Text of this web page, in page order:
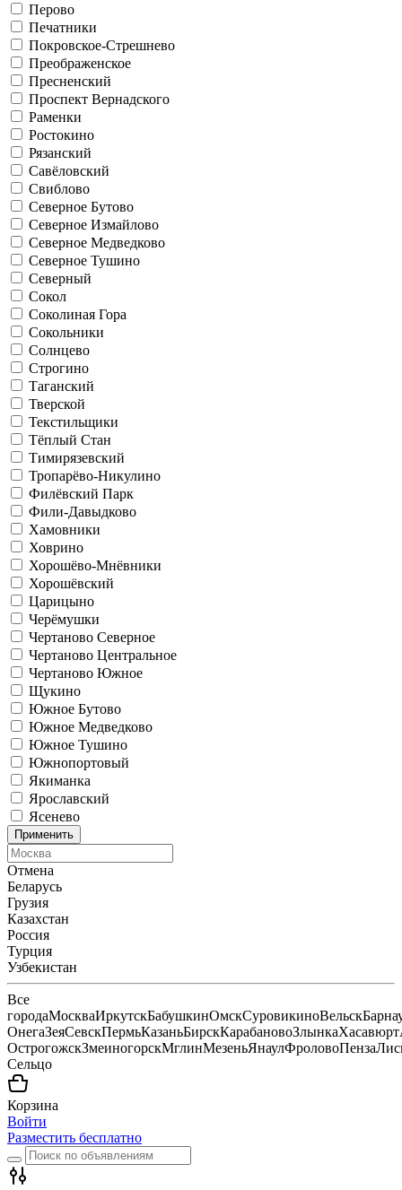
Перово
Печатники
Покровское-Стрешнево
Преображенское
Пресненский
Проспект Вернадского
Раменки
Ростокино
Рязанский
Савёловский
Свиблово
Северное Бутово
Северное Измайлово
Северное Медведково
Северное Тушино
Северный
Сокол
Соколиная Гора
Сокольники
Солнцево
Строгино
Таганский
Тверской
Текстильщики
Тёплый Стан
Тимирязевский
Тропарёво-Никулино
Филёвский Парк
Фили-Давыдково
Хамовники
Ховрино
Хорошёво-Мнёвники
Хорошёвский
Царицыно
Черёмушки
Чертаново Северное
Чертаново Центральное
Чертаново Южное
Щукино
Южное Бутово
Южное Медведково
Южное Тушино
Южнопортовый
Якиманка
Ярославский
Ясенево
Применить
Отмена
Беларусь
Грузия
Казахстан
Россия
Турция
Узбекистан
Все
городаМоскваИркутскБабушкинОмскСуровикиноВельск
ОнегаЗеяСевскПермьКазаньБирскКарабановоЗлынкаХасавюрт
ОстрогожскЗмеиногорскМглинМезеньЯнаулФроловоПенза
Сельцо
Корзина
Войти
Разместить бесплатно